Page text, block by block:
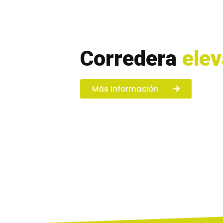
Corredera
Más Información